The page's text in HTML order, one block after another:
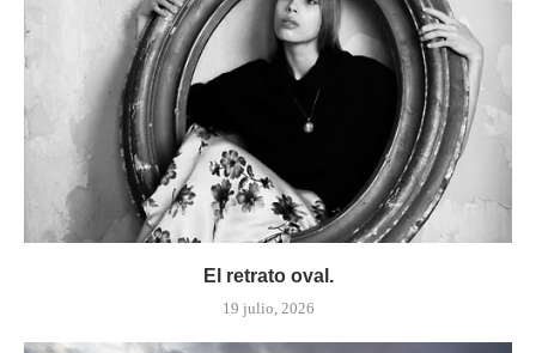
El retrato oval.
19 julio, 2026